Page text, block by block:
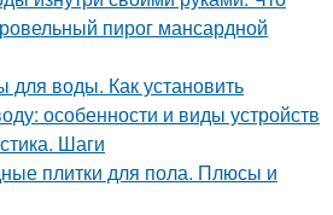
пирог мансардной
воды. Как установить
особенности и виды устройств
Шаги
плитки для пола. Плюсы и